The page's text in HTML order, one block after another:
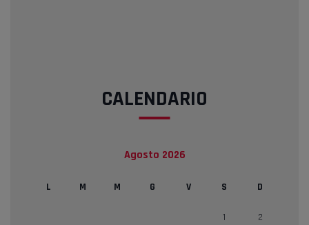
CALENDARIO
Agosto 2026
L M M G V S D
1 2